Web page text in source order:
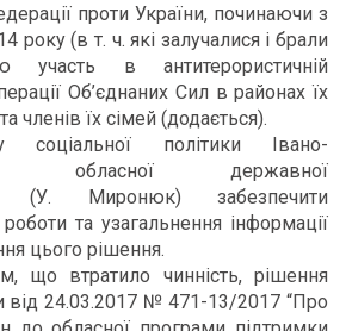
проти України, починаючи з
року (в т. ч. які залучалися і брали
участь в антитерористичній
Об’єднаних Сил в районах їх
членів їх сімей (додається).
соціальної політики Івано-
обласної державної
(У. Миронюк) забезпечити
та узагальнення інформації
цього рішення.
що втратило чинність, рішення
від 24.03.2017 № 471-13/2017 “Про